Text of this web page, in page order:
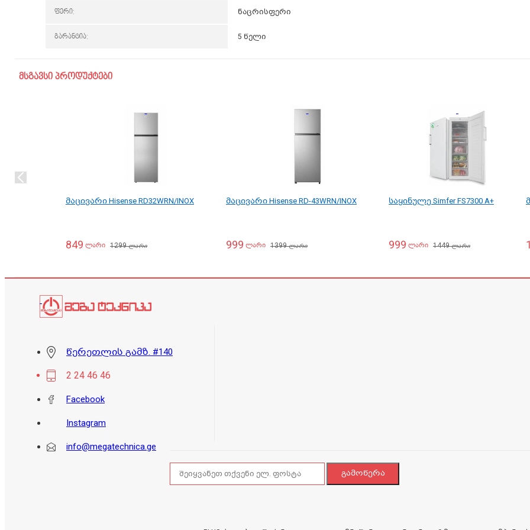
ფერი: ნაცრისფერი
გარანტია: 5 წელი
მსგავსი პროდუქტები
მაცივარი Hisense RD32WRN/INOX
849 ლარი 1299ლარი
მაცივარი Hisense RD-43WRN/INOX
999 ლარი 1399ლარი
საყინულე Simfer FS7300 A+
999 ლარი 1449ლარი
წერეთლის გამზ. #140
2 24 46 46
Facebook
Instagram
info@megatechnica.ge